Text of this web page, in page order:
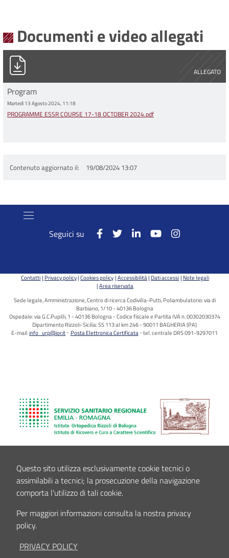
Documenti e video allegati
ALLEGATO
PROGRAMME ESSR COURSE 17-18 OCTOBER 2024.pdf
Program
Martedì 13 Agosto 2024, 11:18
PROGRAMME ESSR COURSE 17-18 OCTOBER 2024.pdf
Contenuto aggiornato il 19/08/2024 13:07
Seguici su
Contatti Privacy policy Cookies policy Accessibilità Dati accessi Note legali
Area riservata
Sede legale, Amministrazione, Centro di ricerca Codivilla-Putti, Poliambulatorio: via di
Barbiano, 1/10 - 40136 Bologna
Ospedale: via G.C.Pupilli, 1 - 40136 Bologna - Codice fiscale e Partita IVA n. 00302030374
Dipartimento Rizzoli-Sicilia: SS 113 al km 246 - 90011 BAGHERIA (PA)
E-mail:info_urp@ior.it Posta Elettronica Certificata tel. centrale DRS 091-9297011
Questo sito utilizza esclusivamente cookie tecnici o
assimilabili a tecnici; la prosecuzione della navigazione
comporta l'utilizzo di tali cookie.
Per maggiori informazioni consulta la nostra privacy
policy.
PRIVACY POLICY